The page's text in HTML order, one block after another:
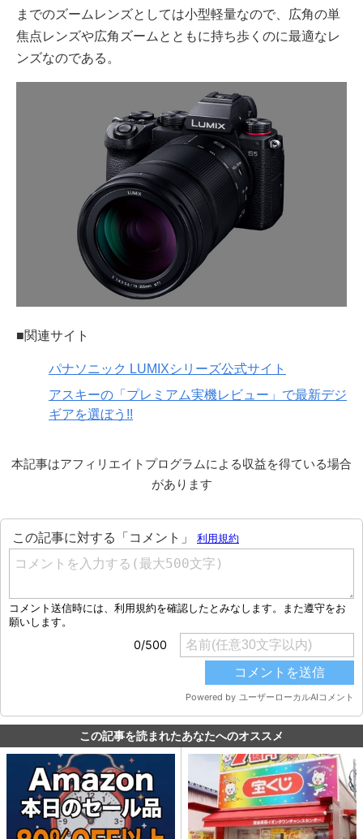
までのズームレンズとしては小型軽量なので、広角の単
焦点レンズや広角ズームとともに持ち歩くのに最適なレ
ンズなのである。
■関連サイト
パナソニック LUMIXシリーズ公式サイト
アスキーの「プレミアム実機レビュー」で最新デジ
ギアを選ぼう!!
本記事はアフィリエイトプログラムによる収益を得ている場合
があります
この記事を読まれたあなたへのオススメ